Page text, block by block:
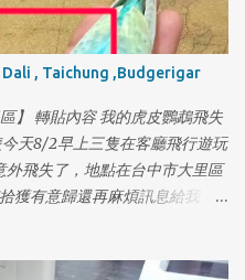
Dali , Taichung ,Budgerigar
】 轉貼內容 我的虎皮鸚鵡飛失
天8/2早上三隻在客廳飛行遊玩
飛失了，地點在台中市大里區
獲有意歸還再麻煩訊息給我，